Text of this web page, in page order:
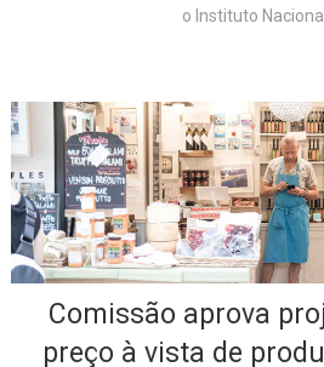
o Instituto Nacional
Comissão aprova
preço à vista de